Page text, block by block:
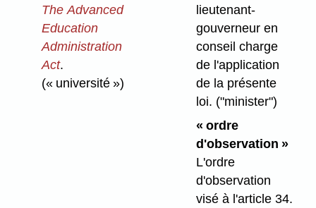
The Advanced
Education
Administration
Act.
(« université »)
lieutenant-
gouverneur en
conseil charge
de l'application
de la présente
loi. ("minister")
« ordre
d'observation »
L'ordre
d'observation
visé à l'article 34.